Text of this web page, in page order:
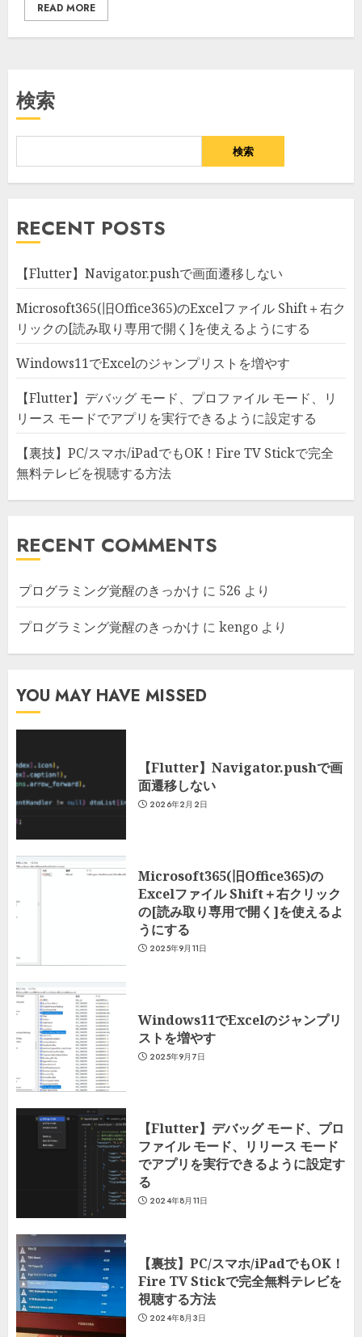
READ MORE
検索
検索
RECENT POSTS
【Flutter】Navigator.pushで画面遷移しない
Microsoft365(旧Office365)のExcelファイル Shift＋右ク
リックの[読み取り専用で開く]を使えるようにする
Windows11でExcelのジャンプリストを増やす
【Flutter】デバッグ モード、プロファイル モード、リ
リース モードでアプリを実行できるように設定する
【裏技】PC/スマホ/iPadでもOK！Fire TV Stickで完全
無料テレビを視聴する方法
RECENT COMMENTS
プログラミング覚醒のきっかけ に 526 より
プログラミング覚醒のきっかけ に kengo より
YOU MAY HAVE MISSED
【Flutter】Navigator.pushで画
面遷移しない
2026年2月2日
Microsoft365(旧Office365)の
Excelファイル Shift＋右クリック
の[読み取り専用で開く]を使えるよ
うにする
2025年9月11日
Windows11でExcelのジャンプリ
ストを増やす
2025年9月7日
【Flutter】デバッグ モード、プロ
ファイル モード、リリース モード
でアプリを実行できるように設定す
る
2024年8月11日
【裏技】PC/スマホ/iPadでもOK！
Fire TV Stickで完全無料テレビを
視聴する方法
2024年8月3日